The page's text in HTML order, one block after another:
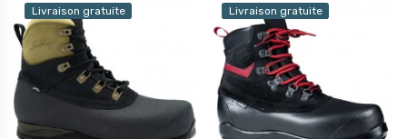
Livraison gratuite Livraison gratuite